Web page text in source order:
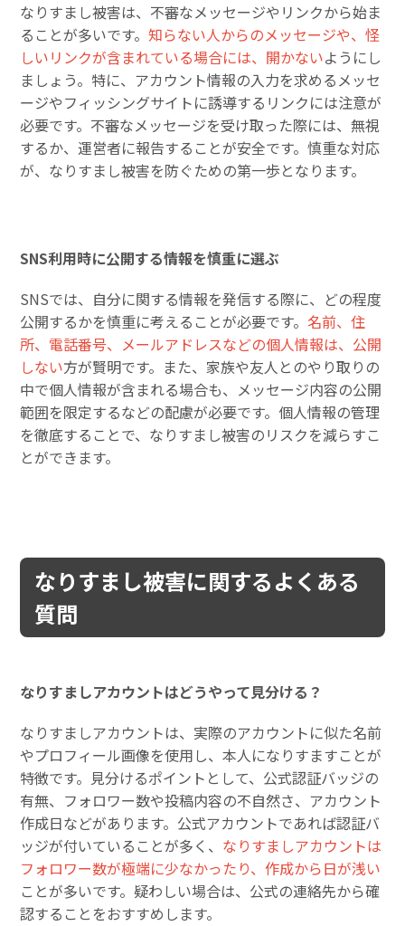
なりすまし被害は、不審なメッセージやリンクから始ま
ることが多いです。知らない人からのメッセージや、怪
しいリンクが含まれている場合には、開かないようにし
ましょう。特に、アカウント情報の入力を求めるメッセ
ージやフィッシングサイトに誘導するリンクには注意が
必要です。不審なメッセージを受け取った際には、無視
するか、運営者に報告することが安全です。慎重な対応
が、なりすまし被害を防ぐための第一歩となります。
SNS利用時に公開する情報を慎重に選ぶ
SNSでは、自分に関する情報を発信する際に、どの程度
公開するかを慎重に考えることが必要です。 名前、住
所、電話番号、メールアドレスなどの個人情報は、公開
しない方が賢明です。また、家族や友人とのやり取りの
中で個人情報が含まれる場合も、メッセージ内容の公開
範囲を限定するなどの配慮が必要です。個人情報の管理
を徹底することで、なりすまし被害のリスクを減らすこ
とができます。
なりすまし被害に関するよくある
質問
なりすましアカウントはどうやって見分ける？
なりすましアカウントは、実際のアカウントに似た名前
やプロフィール画像を使用し、本人になりすますことが
特徴です。見分けるポイントとして、公式認証バッジの
有無、フォロワー数や投稿内容の不自然さ、アカウント
作成日などがあります。公式アカウントであれば認証バ
ッジが付いていることが多く、 なりすましアカウントは
フォロワー数が極端に少なかったり、作成から日が浅い
ことが多いです。疑わしい場合は、公式の連絡先から確
認することをおすすめします。